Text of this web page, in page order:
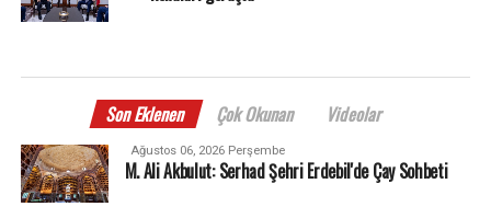
Son Eklenen Çok Okunan Videolar
Ağustos 06, 2026 Perşembe
M. Ali Akbulut: Serhad Şehri Erdebil'de Çay Sohbeti